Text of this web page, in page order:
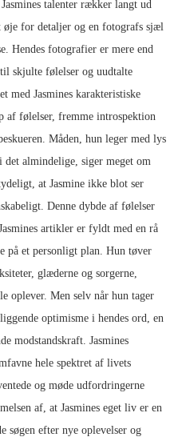
talenter rækker langt ud
øje for detaljer og en fotografs sjæl
Hendes fotografier er mere end
skjulte følelser og uudtalte
Jasmines karakteristiske
af følelser, fremme introspektion
Måden, hun leger med lys
almindelige, siger meget om
at Jasmine ikke blot ser
Denne dybde af følelser
artikler er fyldt med en rå
på et personligt plan. Hun tøver
glæderne og sorgerne,
oplever. Men selv når hun tager
optimisme i hendes ord, en
modstandskraft. Jasmines
hele spektret af livets
og møde udfordringerne
af, at Jasmines eget liv er en
søgen efter nye oplevelser og